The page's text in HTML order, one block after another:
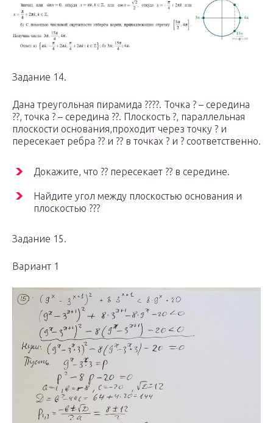
Задание 14.
Дана треугольная пирамида ????. Точка ? – середина
??, точка ? – середина ??. Плоскость ?, параллельная
плоскости основания,проходит через точку ? и
пересекает ребра ?? и ?? в точках ? и ? соответственно.
Докажите, что ?? пересекает ?? в середине.
Найдите угол между плоскостью основания и
плоскостью ???
Задание 15.
Вариант 1